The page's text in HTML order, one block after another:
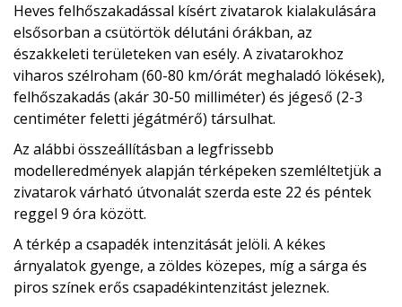
Heves felhőszakadással kísért zivatarok kialakulására
elsősorban a csütörtök délutáni órákban, az
északkeleti területeken van esély. A zivatarokhoz
viharos szélroham (60-80 km/órát meghaladó lökések),
felhőszakadás (akár 30-50 milliméter) és jégeső (2-3
centiméter feletti jégátmérő) társulhat.
Az alábbi összeállításban a legfrissebb
modelleredmények alapján térképeken szemléltetjük a
zivatarok várható útvonalát szerda este 22 és péntek
reggel 9 óra között.
A térkép a csapadék intenzitását jelöli. A kékes
árnyalatok gyenge, a zöldes közepes, míg a sárga és
piros színek erős csapadékintenzitást jeleznek.